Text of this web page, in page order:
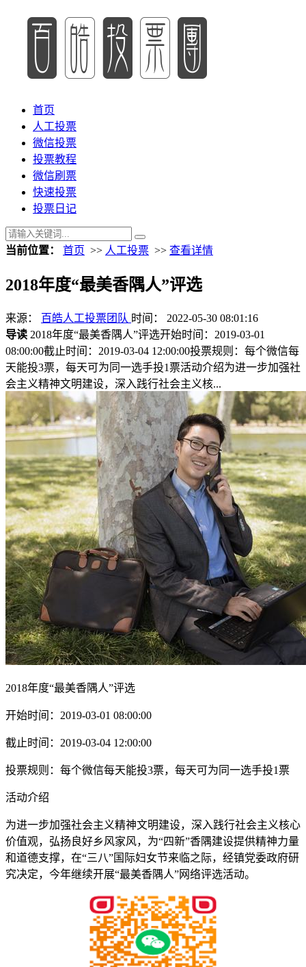
首页
人工投票
微信投票
投票教程
微信刷票
快速投票
投票日记
当前位置： 首页 >> 人工投票 >> 查看详情
2018年度“最美香隅人”评选
来源： 百皓人工投票团队 时间： 2022-05-30 08:01:16
导读 2018年度“最美香隅人”评选开始时间：2019-03-01
08:00:00截止时间：2019-03-04 12:00:00投票规则：每个微信每
天能投3票，每天可为同一选手投1票活动介绍为进一步加强社
会主义精神文明建设，深入践行社会主义核...
2018年度“最美香隅人”评选
开始时间：2019-03-01 08:00:00
截止时间：2019-03-04 12:00:00
投票规则：每个微信每天能投3票，每天可为同一选手投1票
活动介绍
为进一步加强社会主义精神文明建设，深入践行社会主义核心
价值观，弘扬良好乡风家风，为“四新”香隅建设提供精神力量
和道德支撑，在“三八”国际妇女节来临之际，经镇党委政府研
究决定，今年继续开展“最美香隅人”网络评选活动。